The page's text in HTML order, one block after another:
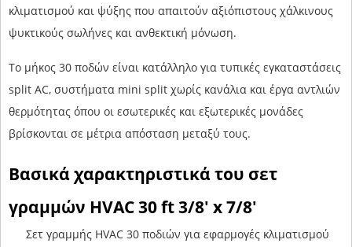
κλιματισμού και ψύξης που απαιτούν αξιόπιστους χάλκινους
ψυκτικούς σωλήνες και ανθεκτική μόνωση.
Το μήκος 30 ποδών είναι κατάλληλο για τυπικές εγκαταστάσεις
split AC, συστήματα mini split χωρίς κανάλια και έργα αντλιών
θερμότητας όπου οι εσωτερικές και εξωτερικές μονάδες
βρίσκονται σε μέτρια απόσταση μεταξύ τους.
Βασικά χαρακτηριστικά του σετ
γραμμών HVAC 30 ft 3/8' x 7/8'
Σετ γραμμής HVAC 30 ποδιών για εφαρμογές κλιματισμού